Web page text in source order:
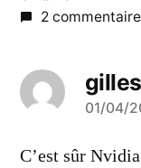
2
gilles
a
dit :
01/04/
C’est sûr